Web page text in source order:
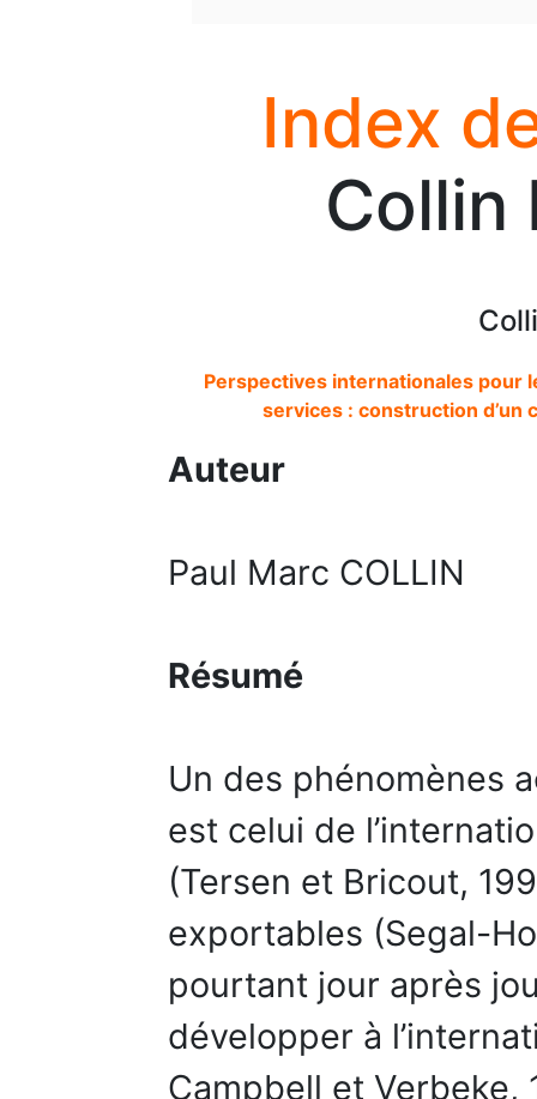
Index
Collin
Perspectives internationales pour
services : construction d’un
Auteur
Paul Marc COLLIN
Résumé
Un des phénomènes
est celui de
(Tersen et Bricout,
exportables (Segal-
pourtant jour après
développer à
Campbell et Verbeke,